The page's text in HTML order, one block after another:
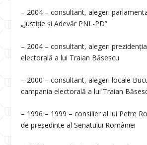
– 2004 – consultant, alegeri
„Justiție și Adevăr PNL-PD”
– 2004 – consultant, alegeri
electorală a lui Traian Băsescu
– 2000 – consultant, alegeri locale
campania electorală a lui Traian
– 1996 – 1999 – consilier al lui Petre
de președinte al Senatului României